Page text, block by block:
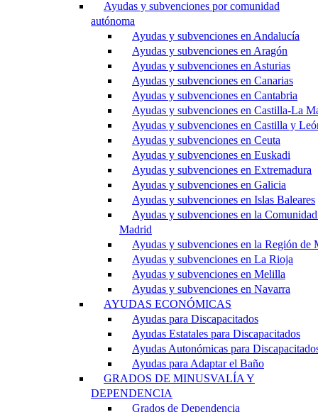
Ayudas y subvenciones por comunidad
autónoma
Ayudas y subvenciones en Andalucía
Ayudas y subvenciones en Aragón
Ayudas y subvenciones en Asturias
Ayudas y subvenciones en Canarias
Ayudas y subvenciones en Cantabria
Ayudas y subvenciones en Castilla-La
Ayudas y subvenciones en Castilla y
Ayudas y subvenciones en Ceuta
Ayudas y subvenciones en Euskadi
Ayudas y subvenciones en Extremadura
Ayudas y subvenciones en Galicia
Ayudas y subvenciones en Islas Baleares
Ayudas y subvenciones en la
Madrid
Ayudas y subvenciones en la Región de
Ayudas y subvenciones en La Rioja
Ayudas y subvenciones en Melilla
Ayudas y subvenciones en Navarra
AYUDAS ECONÓMICAS
Ayudas para Discapacitados
Ayudas Estatales para Discapacitados
Ayudas Autonómicas para
Ayudas para Adaptar el Baño
GRADOS DE MINUSVALÍA Y
DEPENDENCIA
Grados de Dependencia